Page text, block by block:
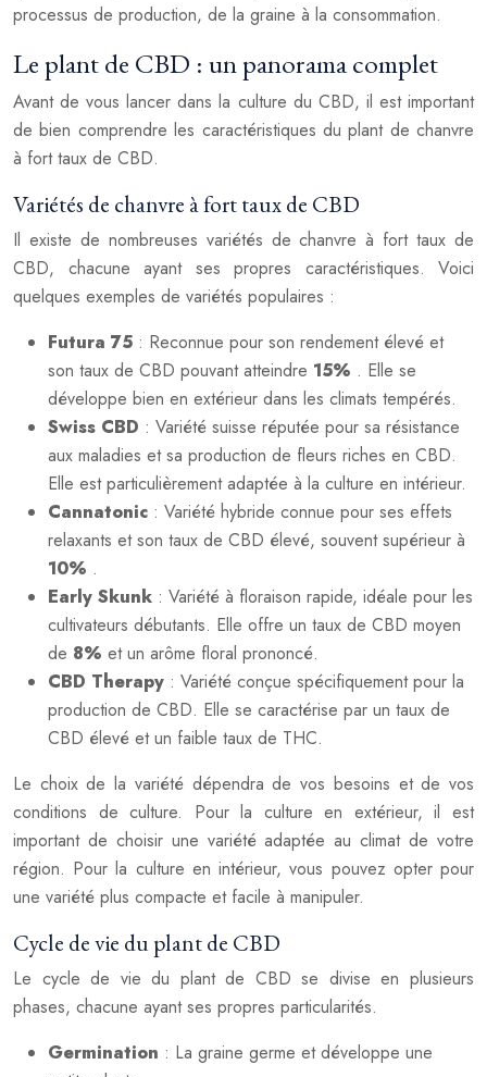
processus de production, de la graine à la consommation.
Le plant de CBD : un panorama complet
Avant de vous lancer dans la culture du CBD, il est important
de bien comprendre les caractéristiques du plant de chanvre
à fort taux de CBD.
Variétés de chanvre à fort taux de CBD
Il existe de nombreuses variétés de chanvre à fort taux de
CBD, chacune ayant ses propres caractéristiques. Voici
quelques exemples de variétés populaires :
Futura 75 : Reconnue pour son rendement élevé et
son taux de CBD pouvant atteindre 15% . Elle se
développe bien en extérieur dans les climats tempérés.
Swiss CBD : Variété suisse réputée pour sa résistance
aux maladies et sa production de fleurs riches en CBD.
Elle est particulièrement adaptée à la culture en intérieur.
Cannatonic : Variété hybride connue pour ses effets
relaxants et son taux de CBD élevé, souvent supérieur à
10% .
Early Skunk : Variété à floraison rapide, idéale pour les
cultivateurs débutants. Elle offre un taux de CBD moyen
de 8% et un arôme floral prononcé.
CBD Therapy : Variété conçue spécifiquement pour la
production de CBD. Elle se caractérise par un taux de
CBD élevé et un faible taux de THC.
Le choix de la variété dépendra de vos besoins et de vos
conditions de culture. Pour la culture en extérieur, il est
important de choisir une variété adaptée au climat de votre
région. Pour la culture en intérieur, vous pouvez opter pour
une variété plus compacte et facile à manipuler.
Cycle de vie du plant de CBD
Le cycle de vie du plant de CBD se divise en plusieurs
phases, chacune ayant ses propres particularités.
Germination : La graine germe et développe une